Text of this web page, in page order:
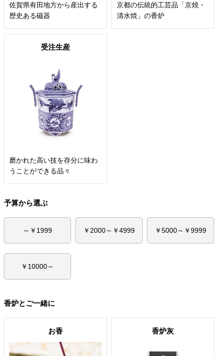
佐賀県有田地方から産出する
歴史ある磁器
京都の伝統的工芸品「京焼・
清水焼」の香炉
受注生産
磨かれた高い技を存分に味わ
うことができる品々
予算から選ぶ
～￥1999 ￥2000～￥4999 ￥5000～￥9999
￥10000～
香炉とご一緒に
お香 香炉灰